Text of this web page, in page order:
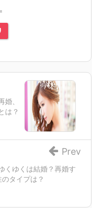
、
は？
くゆくは結婚？再婚す
タイプは？
Prev